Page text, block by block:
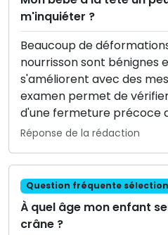
m'inquiéter ?
Beaucoup de
nourrisson sont bénignes
s'améliorent avec des
examen permet de
d'une fermeture précoce
Réponse de la rédaction
Question fréquente
À quel âge mon enfant
crâne ?